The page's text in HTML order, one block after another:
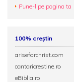
Pune-l pe pagina ta
100% creștin
ariseforchrist.com
cantaricrestine.ro
eBiblia.ro